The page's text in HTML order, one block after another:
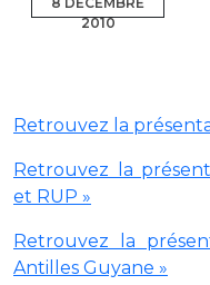
2010
Retrouvez la
Retrouvez la
et RUP »
Retrouvez la
Antilles Guyane »